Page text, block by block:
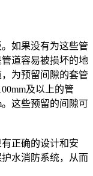
如果没有为这些管
道容易被损坏的地
为预留间隙的套管
及以上的管
这些预留的间隙可
正确的设计和安
水消防系统，从而